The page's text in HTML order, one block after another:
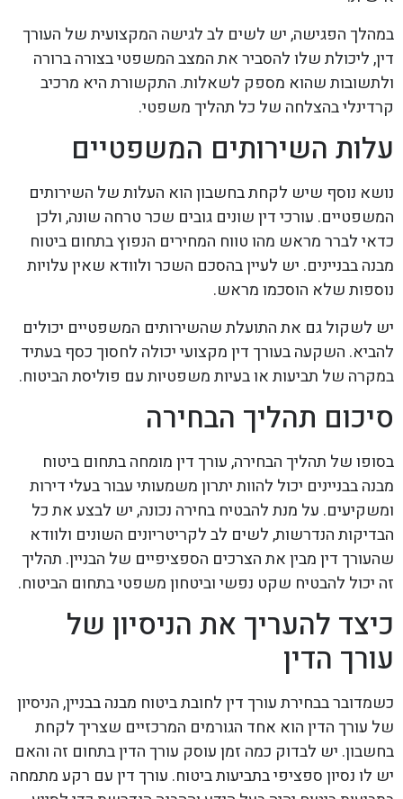
במהלך הפגישה, יש לשים לב לגישה המקצועית של העורך
דין, ליכולת שלו להסביר את המצב המשפטי בצורה ברורה
ולתשובות שהוא מספק לשאלות. התקשורת היא מרכיב
קרדינלי בהצלחה של כל תהליך משפטי.
עלות השירותים המשפטיים
נושא נוסף שיש לקחת בחשבון הוא העלות של השירותים
המשפטיים. עורכי דין שונים גובים שכר טרחה שונה, ולכן
כדאי לברר מראש מהו טווח המחירים הנפוץ בתחום ביטוח
מבנה בבניינים. יש לעיין בהסכם השכר ולוודא שאין עלויות
נוספות שלא הוסכמו מראש.
יש לשקול גם את התועלת שהשירותים המשפטיים יכולים
להביא. השקעה בעורך דין מקצועי יכולה לחסוך כסף בעתיד
במקרה של תביעות או בעיות משפטיות עם פוליסת הביטוח.
סיכום תהליך הבחירה
בסופו של תהליך הבחירה, עורך דין מומחה בתחום ביטוח
מבנה בבניינים יכול להוות יתרון משמעותי עבור בעלי דירות
ומשקיעים. על מנת להבטיח בחירה נכונה, יש לבצע את כל
הבדיקות הנדרשות, לשים לב לקריטריונים השונים ולוודא
שהעורך דין מבין את הצרכים הספציפיים של הבניין. תהליך
זה יכול להבטיח שקט נפשי וביטחון משפטי בתחום הביטוח.
כיצד להעריך את הניסיון של
עורך הדין
כשמדובר בבחירת עורך דין לחובת ביטוח מבנה בבניין, הניסיון
של עורך הדין הוא אחד הגורמים המרכזיים שצריך לקחת
בחשבון. יש לבדוק כמה זמן עוסק עורך הדין בתחום זה והאם
יש לו נסיון ספציפי בתביעות ביטוח. עורך דין עם רקע מתמחה